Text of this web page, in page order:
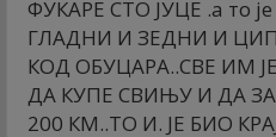
ФУКАРЕ СТО ЈУЦЕ .а то
ГЛАДНИ И ЗЕДНИ И
КОД ОБУЦАРА..СВЕ ИМ
ДА КУПЕ СВИЊУ И ДА
200 КМ..ТО И. ЈЕ БИО